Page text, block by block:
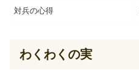
対兵の心得
わくわくの実